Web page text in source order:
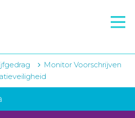
Monitor Voorschrijven